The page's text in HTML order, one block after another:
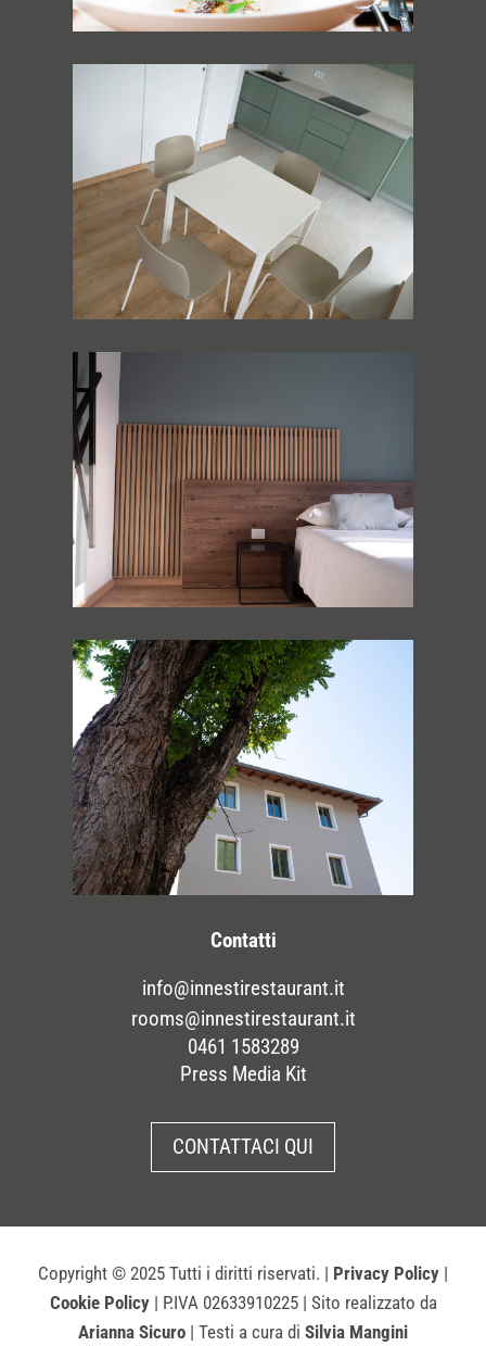
Contatti
info@innestirestaurant.it
rooms@innestirestaurant.it
0461 1583289
Press Media Kit
CONTATTACI QUI
Copyright © 2025 Tutti i diritti riservati. | Privacy Policy |
Cookie Policy| P.IVA 02633910225 | Sito realizzato da
Arianna Sicuro | Testi a cura di Silvia Mangini